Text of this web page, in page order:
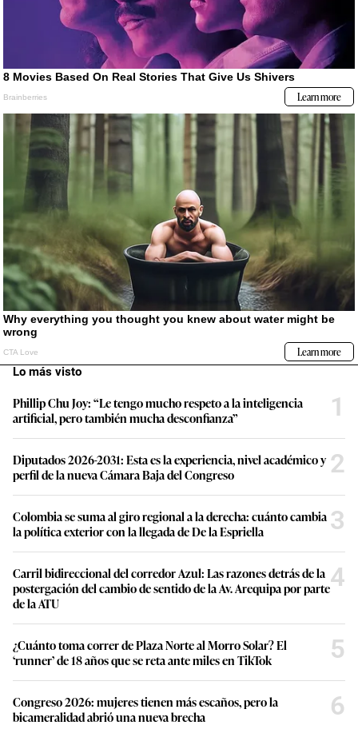
Lo más visto
Phillip Chu Joy: “Le tengo mucho respeto a la inteligencia
artificial, pero también mucha desconfianza”
1
Diputados 2026-2031: Esta es la experiencia, nivel académico y
perfil de la nueva Cámara Baja del Congreso
2
Colombia se suma al giro regional a la derecha: cuánto cambia
la política exterior con la llegada de De la Espriella
3
Carril bidireccional del corredor Azul: Las razones detrás de la
postergación del cambio de sentido de la Av. Arequipa por parte
de la ATU
4
¿Cuánto toma correr de Plaza Norte al Morro Solar? El
‘runner’ de 18 años que se reta ante miles en TikTok
5
Congreso 2026: mujeres tienen más escaños, pero la
bicameralidad abrió una nueva brecha
6